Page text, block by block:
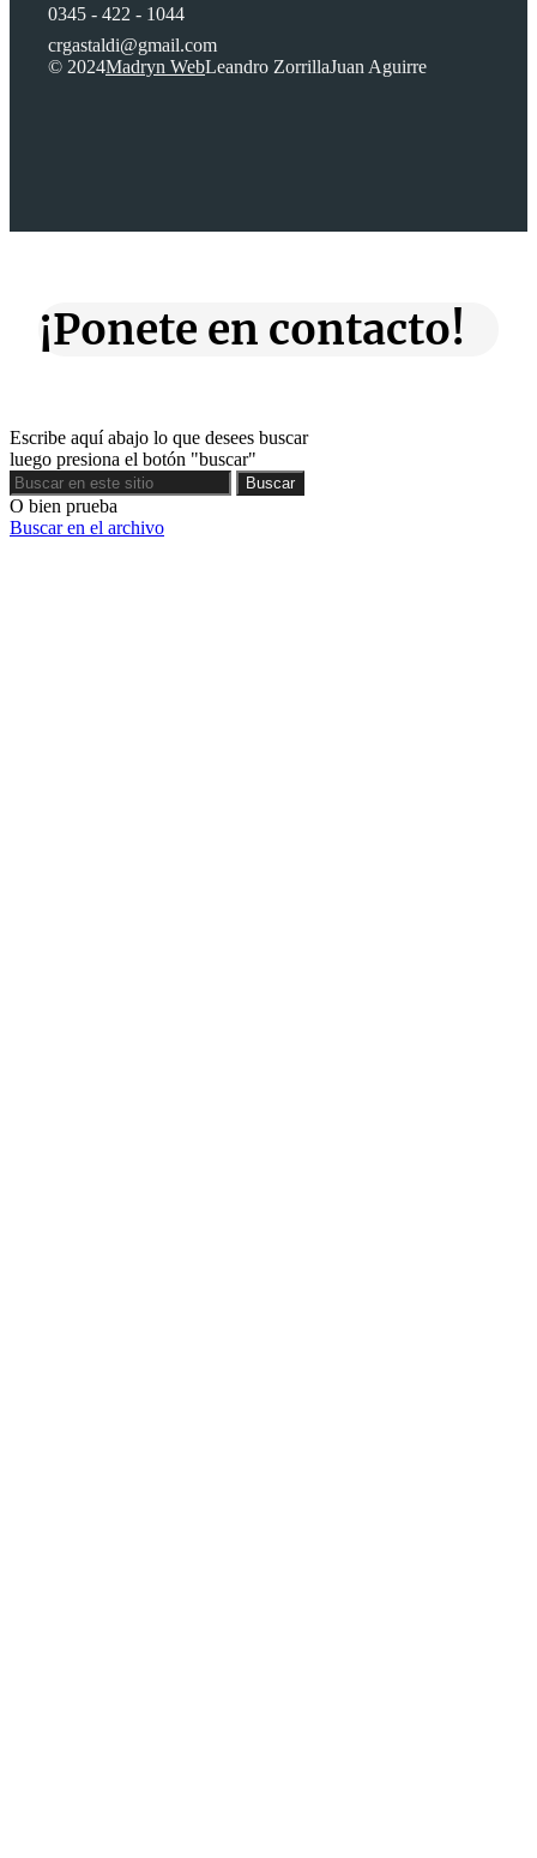
0345 - 422 - 1044
crgastaldi@gmail.com
© 2024Madryn WebLeandro ZorrillaJuan Aguirre
¡Ponete en contacto!
Escribe aquí abajo lo que desees buscar
luego presiona el botón "buscar"
Buscar
Buscar
O bien prueba
Buscar en el archivo